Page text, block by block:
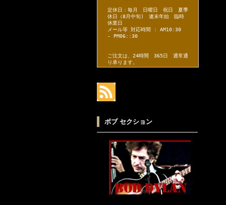
定休日：毎月 日曜日 祝日 夏季
休日（8月中旬) 連末年始 臨時
休業日
メール等 対応時間 : AM10:30
- PM06::30
ご注文は、24時間 365日 通常通
り承ります。
ボブ セクション